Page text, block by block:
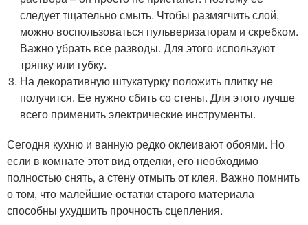
следует тщательно смыть. Чтобы размягчить слой,
можно воспользоваться пульверизаторам и скребком.
Важно убрать все разводы. Для этого используют
тряпку или губку.
На декоративную штукатурку положить плитку не
получится. Ее нужно сбить со стены. Для этого лучше
всего применить электрические инструменты.
Сегодня кухню и ванную редко оклеивают обоями. Но
если в комнате этот вид отделки, его необходимо
полностью снять, а стену отмыть от клея. Важно помнить
о том, что малейшие остатки старого материала
способны ухудшить прочность сцепления.